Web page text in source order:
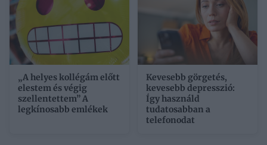
„A helyes kollégám előtt
elestem és végig
szellentettem” A
legkínosabb emlékek
Kevesebb görgetés,
kevesebb depresszió:
Így használd
tudatosabban a
telefonodat